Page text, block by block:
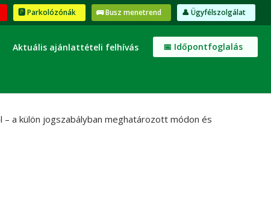
🅿️ Parkolózónák 🚌 Busz menetrend 👤 Ügyfélszolgálat
Aktuális ajánlattételi felhívás 📅 Időpontfoglalás
a külön jogszabályban meghatározott módon és